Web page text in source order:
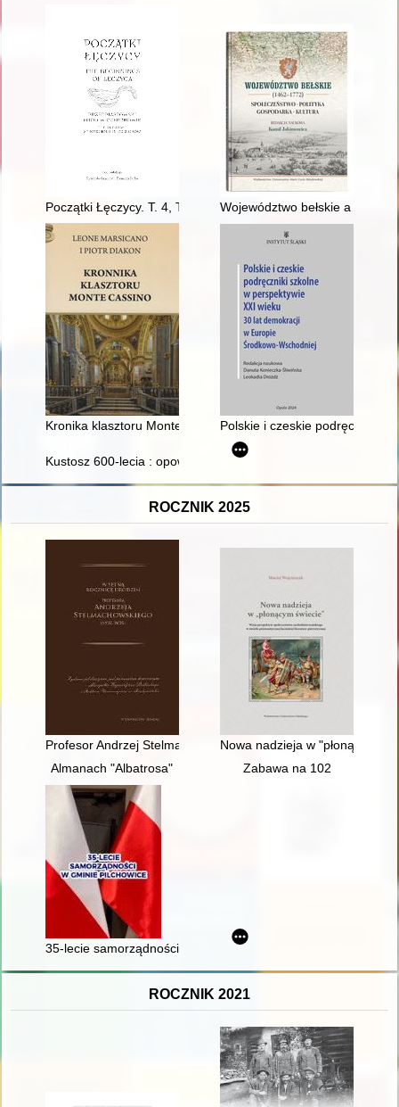
Początki Łęczycy. T. 4, The pre-Piast stronghold in Czerchów
Województwo bełskie a
Kronika klasztoru Monte CassinoPolskie i czeskie podręczniki
Kustosz 600-lecia : opowieść o życiu ks. Tadeusza Juchasa
ROCZNIK 2025
Profesor Andrzej Stelmachowski w służbie Polonii i Polaków z
Nowa nadzieja w "płonącym
Almanach "Albatrosa"
Zabawa na 102
35-lecie samorządności w gminie Pilchowice 1990-2025
ROCZNIK 2021